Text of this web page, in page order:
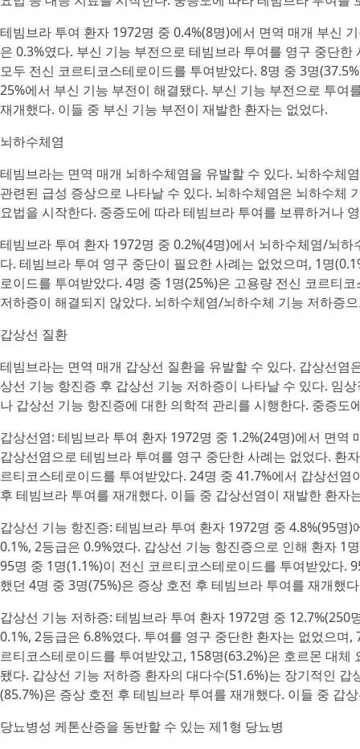
테빔브라 투여 환자 1972명 중 0.4%(8명)에서 면역 매개 부신
은 0.3%였다. 부신 기능 부전으로 테빔브라 투여를 영구 중단
모두 전신 코르티코스테로이드를 투여받았다. 8명 중 3명
25%에서 부신 기능 부전이 해결됐다. 부신 기능 부전으로 투
재개했다. 이들 중 부신 기능 부전이 재발한 환자는 없었다.
뇌하수체염
테빔브라는 면역 매개 뇌하수체염을 유발할 수 있다. 뇌하수
관련된 급성 증상으로 나타날 수 있다. 뇌하수체염은 뇌하수체
요법을 시작한다. 중증도에 따라 테빔브라 투여를 보류하거나
테빔브라 투여 환자 1972명 중 0.2%(4명)에서 뇌하수체염/뇌
다. 테빔브라 투여 영구 중단이 필요한 사례는 없었으며, 1명
로이드를 투여받았다. 4명 중 1명(25%)은 고용량 전신 코르티
저하증이 해결되지 않았다. 뇌하수체염/뇌하수체 기능 저하증
갑상선 질환
테빔브라는 면역 매개 갑상선 질환을 유발할 수 있다. 갑상선
상선 기능 항진증 후 갑상선 기능 저하증이 나타날 수 있다. 임
나 갑상선 기능 항진증에 대한 의학적 관리를 시행한다. 중증
갑상선염: 테빔브라 투여 환자 1972명 중 1.2%(24명)에서 면
갑상선염으로 테빔브라 투여를 영구 중단한 사례는 없었다. 환
르티코스테로이드를 투여받았다. 24명 중 41.7%에서 갑상선
후 테빔브라 투여를 재개했다. 이들 중 갑상선염이 재발한 환자
갑상선 기능 항진증: 테빔브라 투여 환자 1972명 중 4.8%(95
0.1%, 2등급은 0.9%였다. 갑상선 기능 항진증으로 인해 환자 1
95명 중 1명(1.1%)이 전신 코르티코스테로이드를 투여받았다.
했던 4명 중 3명(75%)은 증상 호전 후 테빔브라 투여를 재개했
갑상선 기능 저하증: 테빔브라 투여 환자 1972명 중
0.1%, 2등급은 6.8%였다. 투여를 영구 중단한 환자는 없었으
르티코스테로이드를 투여받았고, 158명(63.2%)은 호르몬 대
됐다. 갑상선 기능 저하증 환자의 대다수(51.6%)는 장기적인
(85.7%)은 증상 호전 후 테빔브라 투여를 재개했다. 이들 중 갑
당뇨병성 케톤산증을 동반할 수 있는 제1형 당뇨병